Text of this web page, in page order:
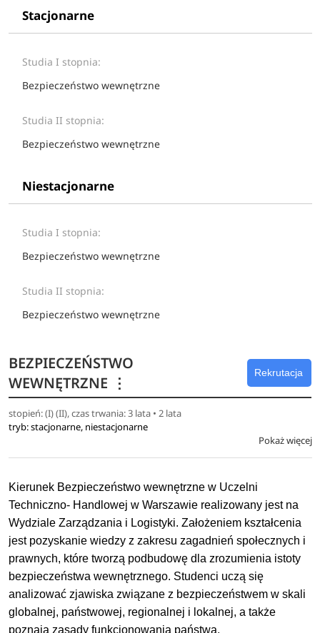
BEZPIECZEŃSTWO
WEWNĘTRZNE ⋮
Rekrutacja
stopień: (I) (II), czas trwania: 3 lata • 2 lata
tryb: stacjonarne, niestacjonarne
Pokaż więcej
Kierunek Bezpieczeństwo wewnętrzne w Uczelni
Techniczno- Handlowej w Warszawie realizowany jest na
Wydziale Zarządzania i Logistyki. Założeniem kształcenia
jest pozyskanie wiedzy z zakresu zagadnień społecznych i
prawnych, które tworzą podbudowę dla zrozumienia istoty
bezpieczeństwa wewnętrznego. Studenci uczą się
analizować zjawiska związane z bezpieczeństwem w skali
globalnej, państwowej, regionalnej i lokalnej, a także
poznają zasady funkcjonowania państwa.
Stacjonarne
Studia I stopnia:
Bezpieczeństwo wewnętrzne
Studia II stopnia:
Bezpieczeństwo wewnętrzne
Niestacjonarne
Studia I stopnia:
Bezpieczeństwo wewnętrzne
Studia II stopnia:
Bezpieczeństwo wewnętrzne